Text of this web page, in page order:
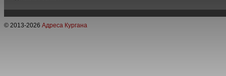
© 2013-2026 Адреса Кургана